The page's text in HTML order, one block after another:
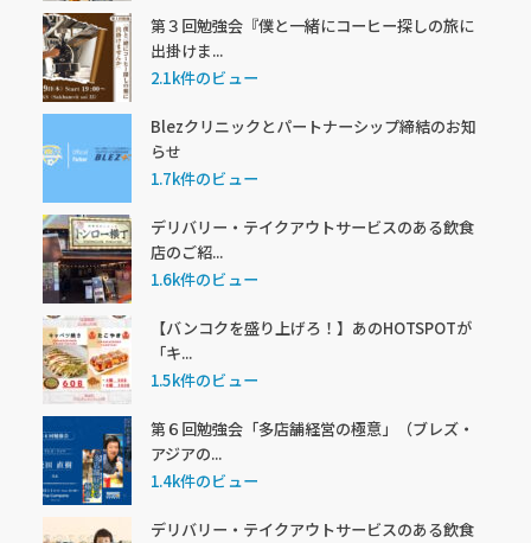
第３回勉強会『僕と一緒にコーヒー探しの旅に
出掛けま...
2.1k件のビュー
Blezクリニックとパートナーシップ締結のお知
らせ
1.7k件のビュー
デリバリー・テイクアウトサービスのある飲食
店のご紹...
1.6k件のビュー
【バンコクを盛り上げろ！】あのHOTSPOTが
「キ...
1.5k件のビュー
第６回勉強会「多店舗経営の極意」（ブレズ・
アジアの...
1.4k件のビュー
デリバリー・テイクアウトサービスのある飲食